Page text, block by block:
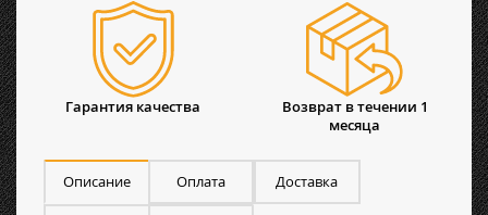
Гарантия качества
Возврат в течении 1
месяца
Описание Оплата Доставка